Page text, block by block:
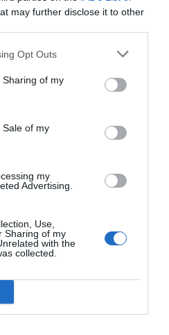
may further disclose it to other
Opt Outs
of my
of my
my
Advertising.
Use,
Sharing of my
with the
collected.
lo que importan